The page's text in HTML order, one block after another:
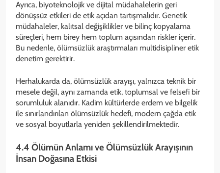
Ayrıca, biyoteknolojik ve dijital müdahalelerin geri
dönüşsüz etkileri de etik açıdan tartışmalıdır. Genetik
müdahaleler, kalıtsal değişiklikler ve bilinç kopyalama
süreçleri, hem birey hem toplum açısından riskler içerir.
Bu nedenle, ölümsüzlük araştırmaları multidisipliner etik
denetim gerektirir.
Herhalukarda da, ölümsüzlük arayışı, yalnızca teknik bir
mesele değil, aynı zamanda etik, toplumsal ve felsefi bir
sorumluluk alanıdır. Kadim kültürlerde erdem ve bilgelik
ile sınırlandırılan ölümsüzlük hedefi, modern çağda etik
ve sosyal boyutlarla yeniden şekillendirilmektedir.
4.4 Ölümün Anlamı ve Ölümsüzlük Arayışının
İnsan Doğasına Etkisi